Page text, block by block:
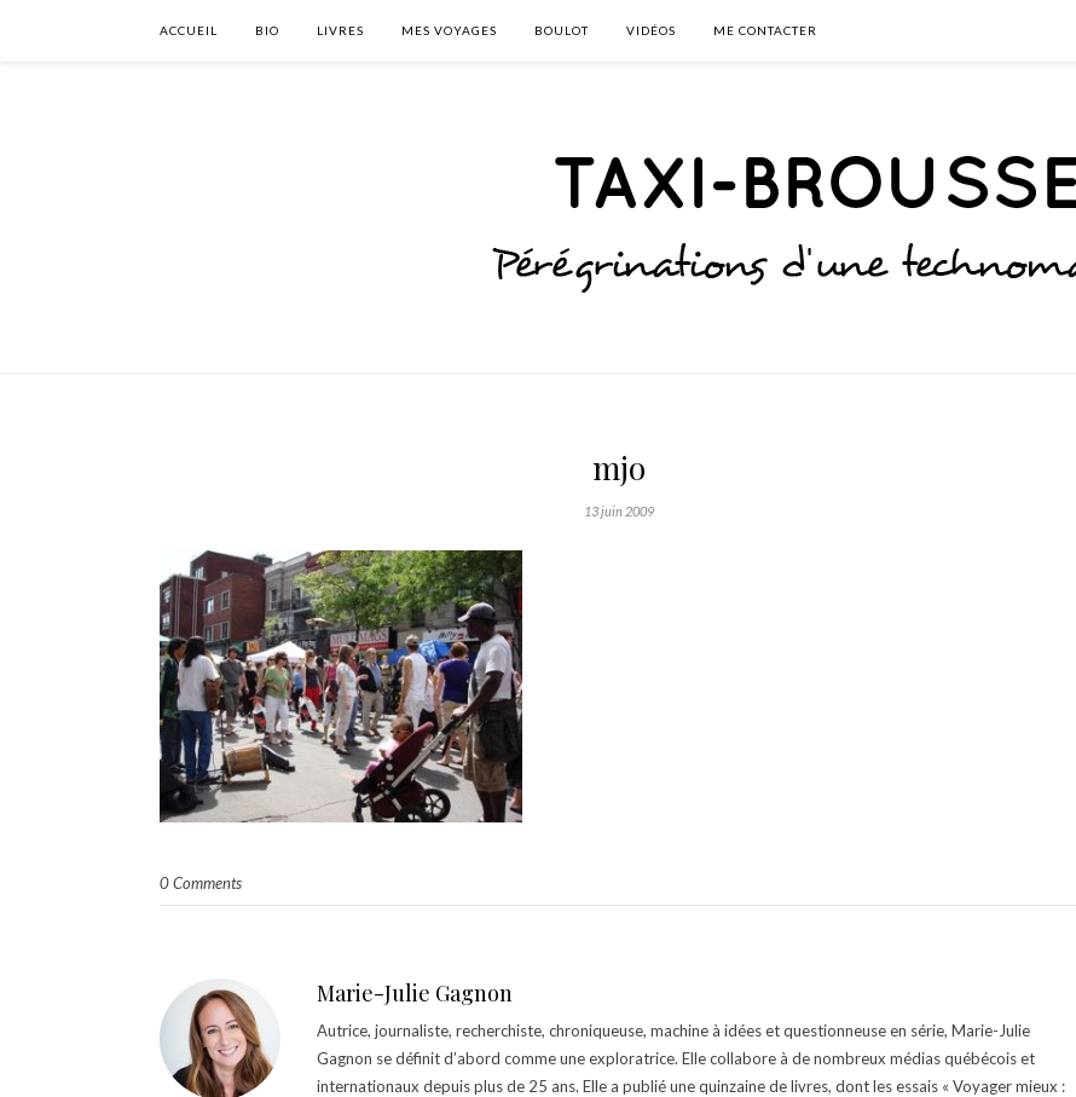
ACCUEIL BIO LIVRES MES VOYAGES BOULOT VIDÉOS ME CONTACTER
mjo
13 juin 2009
0 Comments
Marie-Julie Gagnon
Autrice, journaliste, recherchiste, chroniqueuse, machine à idées et questionneuse en série, Marie-Julie
Gagnon se définit d’abord comme une exploratrice. Elle collabore à de nombreux médias québécois et
internationaux depuis plus de 25 ans. Elle a publié une quinzaine de livres, dont les essais « Voyager mieux :